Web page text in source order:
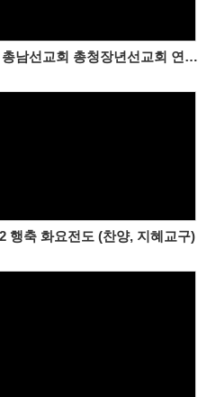
260606 총남선교회 총청장년선교회 연합조찬기도회
행축 화요전도 (찬양, 지혜교구)